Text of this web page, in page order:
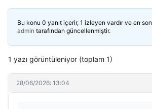
Bu konu 0 yanıt içerir, 1 izleyen vardır ve en son
admin tarafından güncellenmiştir.
1 yazı görüntüleniyor (toplam 1)
28/06/2026: 13:04